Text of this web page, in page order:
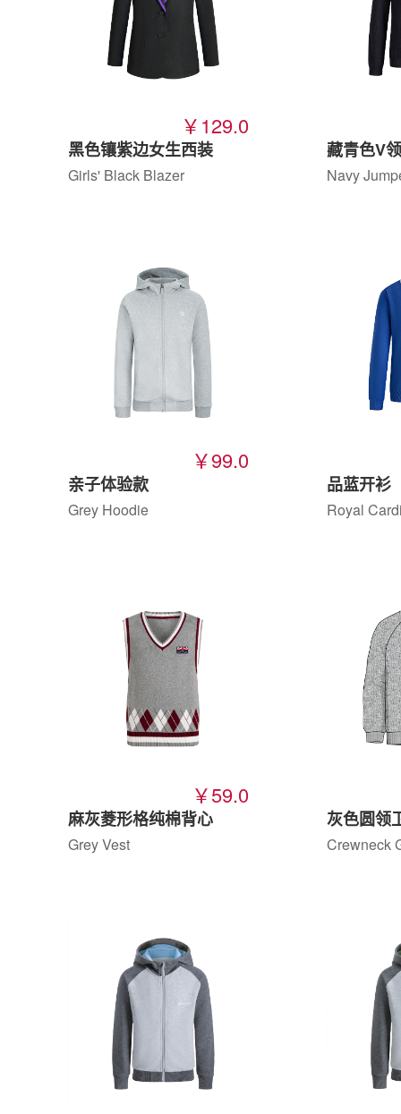
￥129.0
黑色镶紫边女生西装
Girls' Black Blazer
藏青色V
Navy
￥99.0
亲子体验款
Grey Hoodie
品蓝开衫
Royal
￥59.0
麻灰菱形格纯棉背心
Grey Vest Crewneck